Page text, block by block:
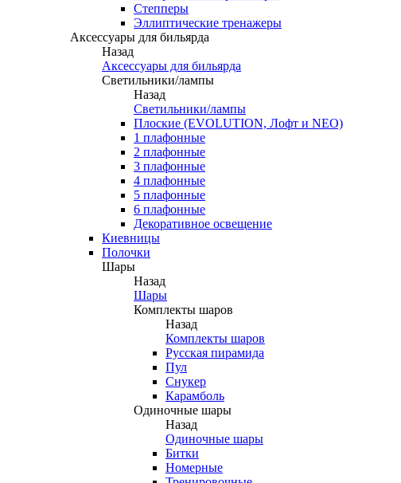
Степперы
Эллиптические тренажеры
Аксессуары для бильярда
Назад
Аксессуары для бильярда
Светильники/лампы
Назад
Светильники/лампы
Плоские (EVOLUTION, Лофт и NEO)
1 плафонные
2 плафонные
3 плафонные
4 плафонные
5 плафонные
6 плафонные
Декоративное освещение
Киевницы
Полочки
Шары
Назад
Шары
Комплекты шаров
Назад
Комплекты шаров
Русская пирамида
Пул
Снукер
Карамболь
Одиночные шары
Назад
Одиночные шары
Битки
Номерные